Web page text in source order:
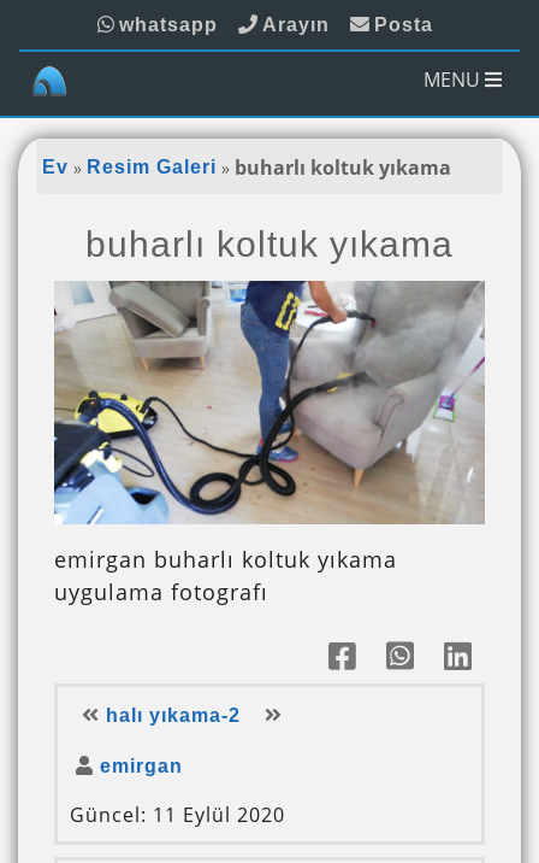
whatsapp Arayın Posta
MENU
Ev » Resim Galeri » buharlı koltuk yıkama
buharlı koltuk yıkama
emirgan buharlı koltuk yıkama
uygulama fotografı
halı yıkama-2
emirgan
Güncel: 11 Eylül 2020